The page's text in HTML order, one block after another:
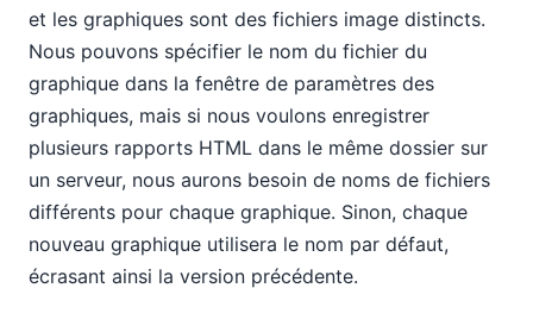
et les graphiques sont des fichiers image distincts.
Nous pouvons spécifier le nom du fichier du
graphique dans la fenêtre de paramètres des
graphiques, mais si nous voulons enregistrer
plusieurs rapports HTML dans le même dossier sur
un serveur, nous aurons besoin de noms de fichiers
différents pour chaque graphique. Sinon, chaque
nouveau graphique utilisera le nom par défaut,
écrasant ainsi la version précédente.